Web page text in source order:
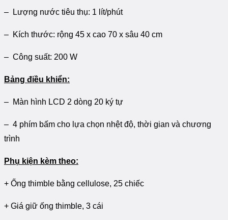
– Lượng nước tiêu thụ: 1 lít/phút
– Kích thước: rộng 45 x cao 70 x sâu 40 cm
– Công suất: 200 W
Bảng điều khiển:
– Màn hình LCD 2 dòng 20 ký tự
– 4 phím bấm cho lựa chọn nhệt độ, thời gian và chương
trình
Phụ kiện kèm theo:
+ Ống thimble bằng cellulose, 25 chiếc
+ Giá giữ ống thimble, 3 cái